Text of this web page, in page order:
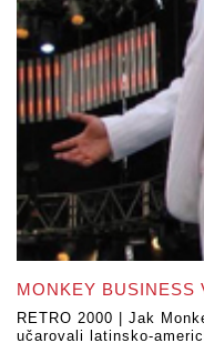
MONKEY BUSINESS
RETRO 2000 | Jak
učarovali latinsko-